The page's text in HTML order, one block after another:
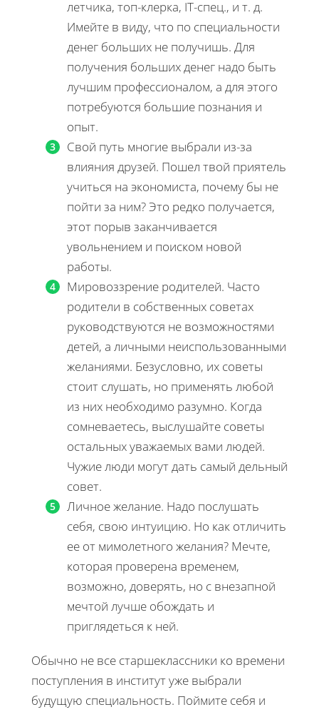
летчика, топ-клерка, IT-спец., и т. д.
Имейте в виду, что по специальности
денег больших не получишь. Для
получения больших денег надо быть
лучшим профессионалом, а для этого
потребуются большие познания и
опыт.
Свой путь многие выбрали из-за
влияния друзей. Пошел твой приятель
учиться на экономиста, почему бы не
пойти за ним? Это редко получается,
этот порыв заканчивается
увольнением и поиском новой
работы.
Мировоззрение родителей. Часто
родители в собственных советах
руководствуются не возможностями
детей, а личными неиспользованными
желаниями. Безусловно, их советы
стоит слушать, но применять любой
из них необходимо разумно. Когда
сомневаетесь, выслушайте советы
остальных уважаемых вами людей.
Чужие люди могут дать самый дельный
совет.
Личное желание. Надо послушать
себя, свою интуицию. Но как отличить
ее от мимолетного желания? Мечте,
которая проверена временем,
возможно, доверять, но с внезапной
мечтой лучше обождать и
приглядеться к ней.
Обычно не все старшеклассники ко времени
поступления в институт уже выбрали
будущую специальность. Поймите себя и